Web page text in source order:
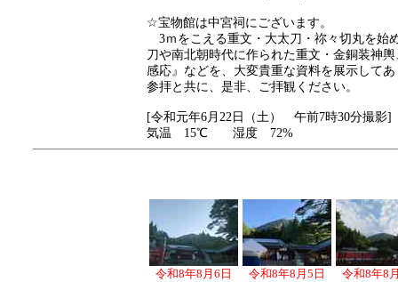
☆宝物館は中宮祠にございます。
3ｍをこえる重文・大太刀・祢々切丸を始
刀や南北朝時代に作られた重文・金銅装神
感応』などを、大変貴重な資料を展示して
参拝と共に、是非、ご拝観ください。
[令和元年6月22日（土） 午前7時30分撮影]
気温 15℃ 湿度 72%
令和8年8月6日
令和8年8月5日
令和8年8